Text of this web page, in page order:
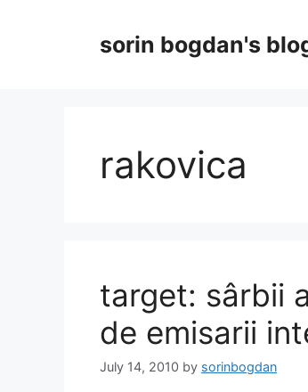
sorin bogdan's
rakovica
target: sârbii
de emisarii
July 14, 2010 by sorinbogdan